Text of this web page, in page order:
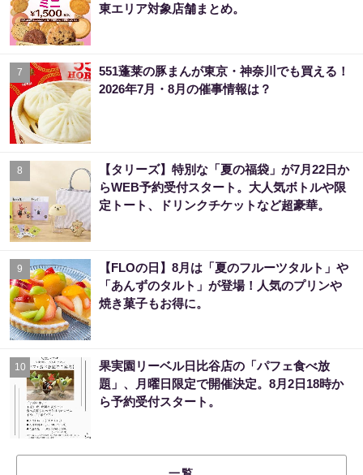
東エリア対象店舗まとめ。
7
551蓬莱の豚まんが東京・神奈川でも買える！
2026年7月・8月の催事情報は？
8
【タリーズ】特別な「夏の福袋」が7月22日か
らWEB予約受付スタート。大人気ボトルや限
定トート、ドリンクチケットなど超豪華。
9
【FLOの日】8月は「夏のフルーツタルト」や
「あんずのタルト」が登場！人気のプリンや
焼き菓子もお得に。
10
果実園リーベル日比谷店の「パフェ食べ放
題」、月曜日限定で開催決定。8月2日18時か
ら予約受付スタート。